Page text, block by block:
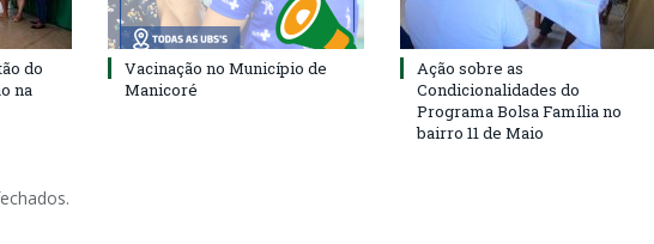
do
na
Vacinação no Município de
Manicoré
Ação sobre as
Condicionalidades do
Programa Bolsa Família no
bairro 11 de Maio